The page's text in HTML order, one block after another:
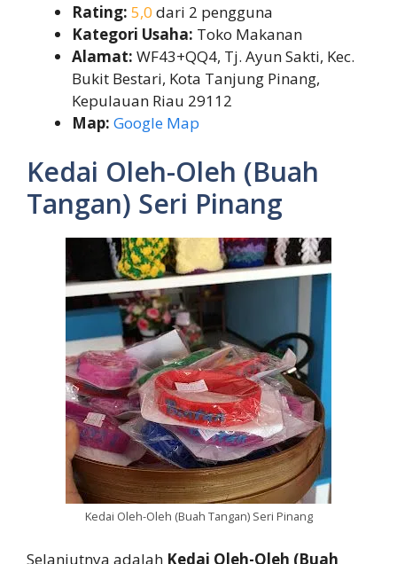
Rating: 5,0 dari 2 pengguna
Kategori Usaha: Toko Makanan
Alamat: WF43+QQ4, Tj. Ayun Sakti, Kec.
Bukit Bestari, Kota Tanjung Pinang,
Kepulauan Riau 29112
Map: Google Map
Kedai Oleh-Oleh (Buah
Tangan) Seri Pinang
Kedai Oleh-Oleh (Buah Tangan) Seri Pinang
Selanjutnya adalah Kedai Oleh-Oleh (Buah